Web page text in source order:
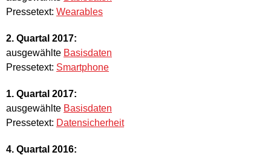
Pressetext: Wearables
2. Quartal 2017:
ausgewählte Basisdaten
Pressetext: Smartphone
1. Quartal 2017:
ausgewählte Basisdaten
Pressetext: Datensicherheit
4. Quartal 2016: